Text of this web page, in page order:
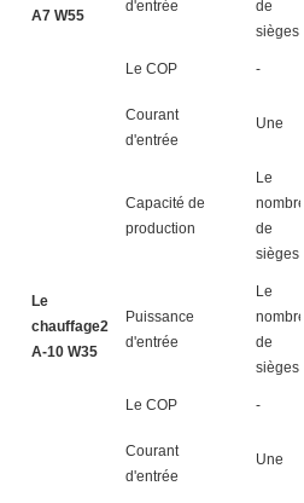
A7 W55
d'entrée
de
sièges
Le COP -
Courant
d'entrée
Une
Le
chauffage2
A-10 W35
Capacité de
production
Le
nombre
de
sièges
Puissance
d'entrée
Le
nombre
de
sièges
Le COP -
Courant
d'entrée
Une